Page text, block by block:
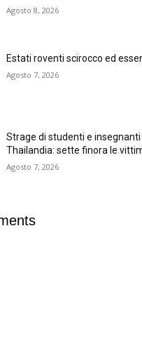
Agosto 8, 2026
Estati roventi scirocco ed
Agosto 7, 2026
Strage di studenti e insegnanti
Thailandia: sette finora le
Agosto 7, 2026